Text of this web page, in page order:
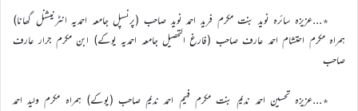
٭…عزیزہ سائرہ نوید بنت مکرم فرید احمد نوید صاحب (پرنسپل جامعہ احمدیہ انٹرنیشنل گھانا)
ہمراہ مکرم احتشام احمد عارف صاحب (فارغ التحصیل جامعہ احمدیہ یوکے) ابن مکرم جرار عارف
صاحب
٭…عزیزہ تحسین احمد ندیم بنت مکرم فہیم احمد ندیم صاحب (یوکے) ہمراہ مکرم ولید احمد